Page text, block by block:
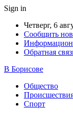
Sign in
Четверг, 6
Сообщить
Обратная
В Борисове
Общество
Спорт